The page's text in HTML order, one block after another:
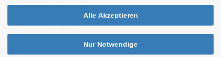
Alle Akzeptieren
Nur Notwendige
Telefon 0 38 43 - 344 22 00